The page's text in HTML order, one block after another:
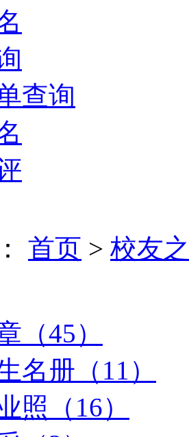
查询
首页 > 校友
（45）
名册（11）
照（16）